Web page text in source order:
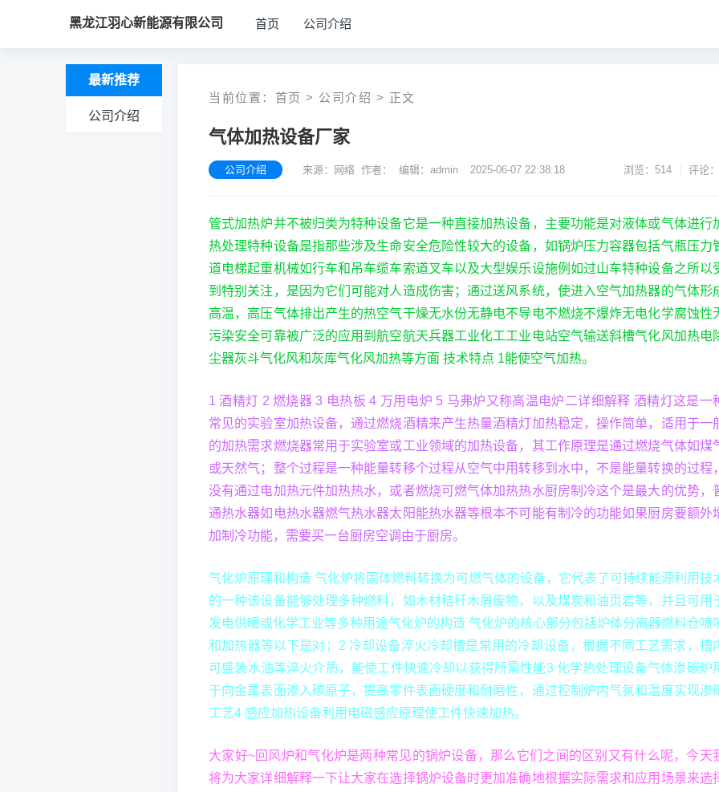
黑龙江羽心新能源有限公司 首页 公司介绍
最新推荐
公司介绍
当前位置： 首页 > 公司介绍 > 正文
气体加热设备厂家
公司介绍 来源：网络 作者： 编辑：admin 2025-06-07 22:38:18 浏览：514 评论
管式加热炉并不被归类为特种设备它是一种直接加热设备，主要功能是对液体或气体进行
热处理特种设备是指那些涉及生命安全危险性较大的设备，如锅炉压力容器包括气瓶压力
道电梯起重机械如行车和吊车缆车索道叉车以及大型娱乐设施例如过山车特种设备之所以
到特别关注，是因为它们可能对人造成伤害；通过送风系统，使进入空气加热器的气体形
高温，高压气体排出产生的热空气干燥无水份无静电不导电不燃烧不爆炸无电化学腐蚀性
污染安全可靠被广泛的应用到航空航天兵器工业化工工业电站空气输送斜槽气化风加热电
尘器灰斗气化风和灰库气化风加热等方面 技术特点 1能使空气加热。
1 酒精灯 2 燃烧器 3 电热板 4 万用电炉 5 马弗炉又称高温电炉二详细解释 酒精灯这是一
常见的实验室加热设备，通过燃烧酒精来产生热量酒精灯加热稳定，操作简单，适用于一
的加热需求燃烧器常用于实验室或工业领域的加热设备，其工作原理是通过燃烧气体如煤
或天然气；整个过程是一种能量转移个过程从空气中用转移到水中，不是能量转换的过程，
没有通过电加热元件加热热水，或者燃烧可燃气体加热热水厨房制冷这个是最大的优势，
通热水器如电热水器燃气热水器太阳能热水器等根本不可能有制冷的功能如果厨房要额外
加制冷功能，需要买一台厨房空调由于厨房。
气化炉原理和构造 气化炉将固体燃料转换为可燃气体的设备，它代表了可持续能源利用技
的一种该设备能够处理多种燃料，如木材秸秆木屑废物，以及煤炭和油页岩等，并且可用
发电供暖或化学工业等多种用途气化炉的构造 气化炉的核心部分包括炉体分离器燃料仓喷
和加热器等以下是对；2 冷却设备淬火冷却槽是常用的冷却设备，根据不同工艺需求，槽
可盛装水油等淬火介质，能使工件快速冷却以获得所需性能3 化学热处理设备气体渗碳炉
于向金属表面渗入碳原子，提高零件表面硬度和耐磨性，通过控制炉内气氛和温度实现渗
工艺4 感应加热设备利用电磁感应原理使工件快速加热。
大家好~回风炉和气化炉是两种常见的锅炉设备，那么它们之间的区别又有什么呢，今天
将为大家详细解释一下让大家在选择锅炉设备时更加准确地根据实际需求和应用场景来选